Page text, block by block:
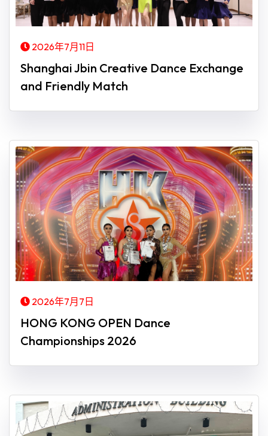
2026年7月11日
Shanghai Jbin Creative Dance Exchange
and Friendly Match
2026年7月7日
HONG KONG OPEN Dance
Championships 2026